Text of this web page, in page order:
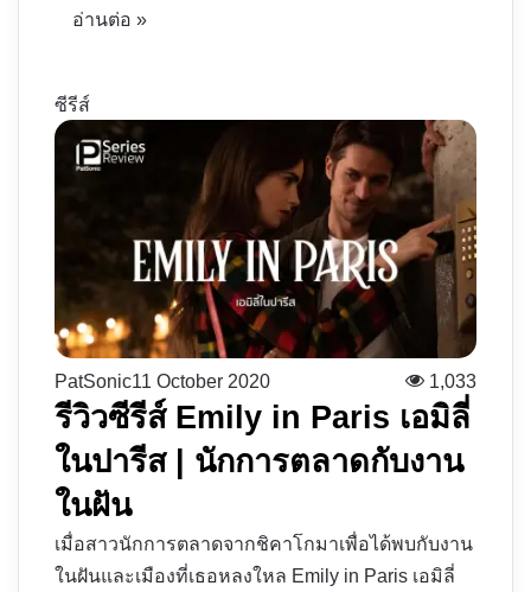
อ่านต่อ »
ซีรีส์
PatSonic11 October 2020 1,033
รีวิวซีรีส์ Emily in Paris เอมิลี่
ในปารีส | นักการตลาดกับงาน
ในฝัน
เมื่อสาวนักการตลาดจากชิคาโกมาเพื่อได้พบกับงาน
ในฝันและเมืองที่เธอหลงใหล Emily in Paris เอมิลี่